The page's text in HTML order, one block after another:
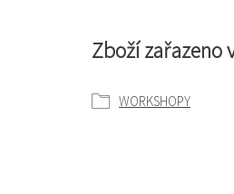
Zboží zařazeno
WORKSHOPY